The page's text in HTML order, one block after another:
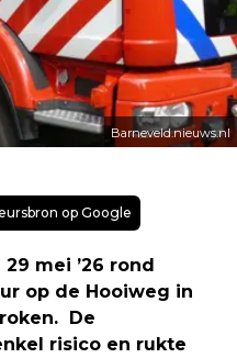
Barneveld.nieuws.nl
op Google
29 mei ’26 rond
op de Hooiweg in
De
risico en rukte